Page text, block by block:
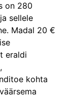
on 280
sellele
Madal 20 €
eraldi
kohta